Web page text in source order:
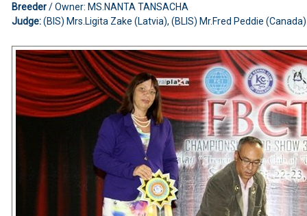
Breeder/ Owner: MS.NANTA TANSACHA
Judge:(BIS) Mrs.Ligita Zake (Latvia), (BLIS) Mr.Fred Peddie (Canada)